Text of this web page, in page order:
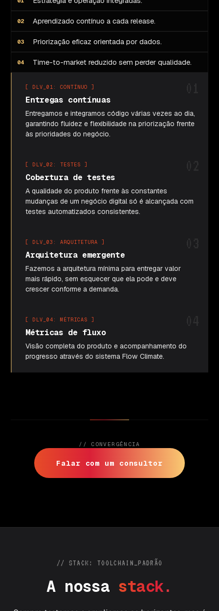
Aprendizado contínuo a cada release.
Priorização eficaz orientada por dados.
Time-to-market reduzido sem perder qualidade.
[ DLV_01: CONTÍNUO ]
Entregas contínuas
Entregamos e integramos código várias vezes ao dia,
garantindo fluidez e flexibilidade na priorização frente
às prioridades do negócio.
[ DLV_02: TESTES ]
Cobertura de testes
A qualidade do produto frente às constantes
mudanças de um negócio digital só é alcançada com
testes automatizados consistentes.
[ DLV_03: ARQUITETURA ]
Arquitetura emergente
Fazemos a arquitetura mínima para entregar valor
mais rápido, sem esquecer que ela pode e deve
crescer conforme a demanda.
[ DLV_04: MÉTRICAS ]
Métricas de fluxo
Visão completa do produto e acompanhamento do
progresso através do sistema Flow Climate.
// CONVERGÊNCIA
Falar com um consultor
// STACK: TOOLCHAIN_PADRÃO
A nossa stack.